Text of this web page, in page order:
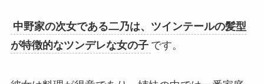
中野家の次女である二乃は、ツインテールの髪型
が特徴的なツンデレな女の子 です。